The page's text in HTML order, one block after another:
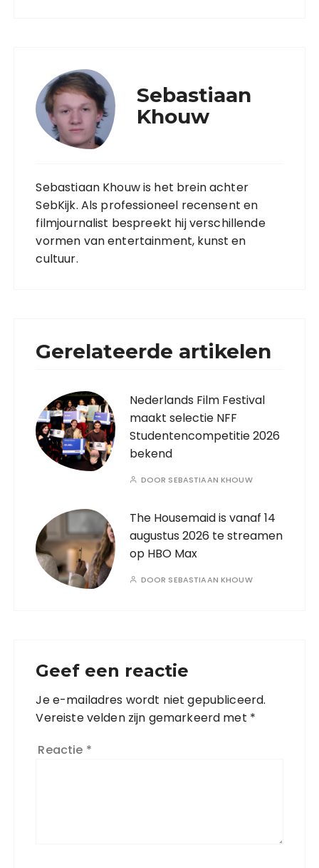
Sebastiaan
Khouw
Sebastiaan Khouw is het brein achter
SebKijk. Als professioneel recensent en
filmjournalist bespreekt hij verschillende
vormen van entertainment, kunst en
cultuur.
Gerelateerde artikelen
Nederlands Film Festival
maakt selectie NFF
Studentencompetitie 2026
bekend
DOOR SEBASTIAAN KHOUW
The Housemaid is vanaf 14
augustus 2026 te streamen
op HBO Max
DOOR SEBASTIAAN KHOUW
Geef een reactie
Je e-mailadres wordt niet gepubliceerd.
Vereiste velden zijn gemarkeerd met *
Reactie *